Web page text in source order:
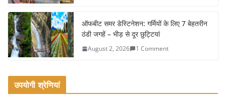
ऑफबीट समर डेस्टिनेशन: गर्मियों के लिए 7 बेहतरीन
ठंडी जगहें – भीड़ से दूर छुट्टियां
August 2, 2026 1 Comment
उपयोगी श्रेणियां